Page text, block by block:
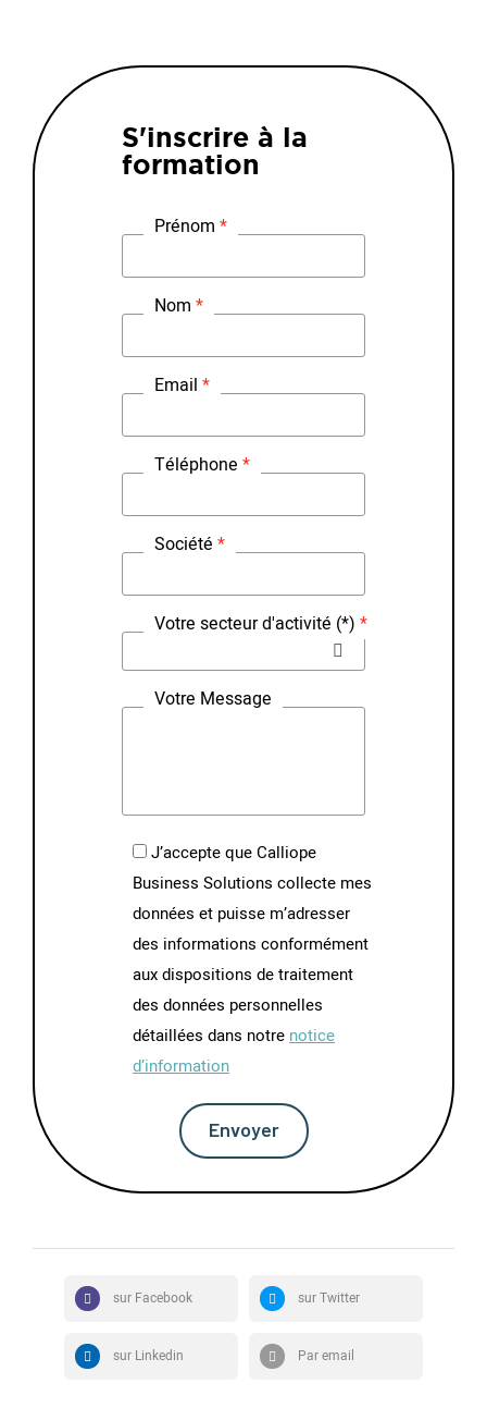
S'inscrire à la
formation
Prénom
Nom
Email
Téléphone
Société
Votre secteur d'activité (*)
Votre Message
J’accepte que Calliope
Business Solutions collecte mes
données et puisse m’adresser
des informations conformément
aux dispositions de traitement
des données personnelles
détaillées dans notre notice
d’information
Envoyer
sur Facebook sur Twitter
sur Linkedin Par email